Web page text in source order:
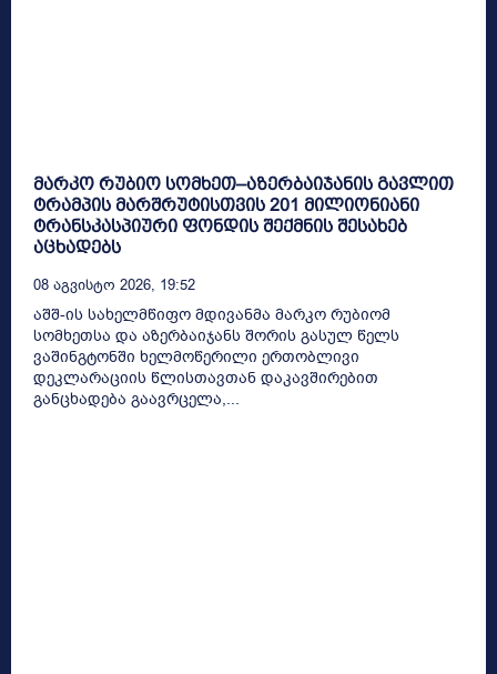
მარკო რუბიო სომხეთ–აზერბაიჯანის გავლით
ტრამპის მარშრუტისთვის 201 მილიონიანი
ტრანსკასპიური ფონდის შექმნის შესახებ
აცხადებს
08 Აგვისტო 2026, 19:52
აშშ-ის სახელმწიფო მდივანმა მარკო რუბიომ
სომხეთსა და აზერბაიჯანს შორის გასულ წელს
ვაშინგტონში ხელმოწერილი ერთობლივი
დეკლარაციის წლისთავთან დაკავშირებით
განცხადება გაავრცელა,...